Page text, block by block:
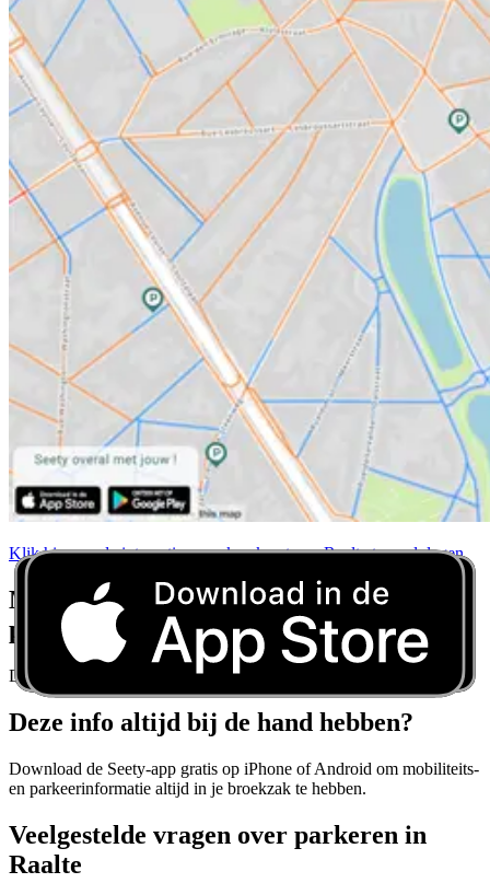
Klik hier om de interactieve parkeerkaart van Raalte te raadplegen
Maak u nooit meer zorgen over
parkeerregels
Download Seety en krijg realtime parkeerrichtlijnen voor elke stad.
Deze info altijd bij de hand hebben?
Download de Seety-app gratis op iPhone of Android om mobiliteits-
en parkeerinformatie altijd in je broekzak te hebben.
Veelgestelde vragen over parkeren in
Raalte